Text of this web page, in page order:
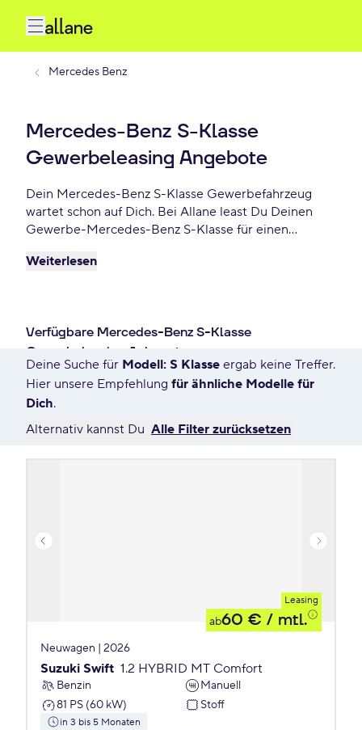
Mercedes Benz
Mercedes-Benz S-Klasse
Gewerbeleasing Angebote
Dein Mercedes-Benz S-Klasse Gewerbefahrzeug
wartet schon auf Dich. Bei Allane least Du Deinen
Gewerbe-Mercedes-Benz S-Klasse für einen
der Laufzeit ob Du Dein Mercedes-Benz S-Klasse
Weiterlesen
Verfügbare Mercedes-Benz S-Klasse
Gewerbeleasing Anbegote
0 Angebote für Deine Suche
Deine Suche für Modell: S Klasse ergab keine Treffer.
Hier unsere Empfehlung für ähnliche Modelle für
Dich.
Alternativ kannst Du Alle Filter zurücksetzen
Leasing
ab60 € / mtl.
Neuwagen | 2026
Suzuki Swift 1.2 HYBRID MT Comfort
Benzin
Manuell
81 PS (60 kW)
Stoff
in 3 bis 5 Monaten